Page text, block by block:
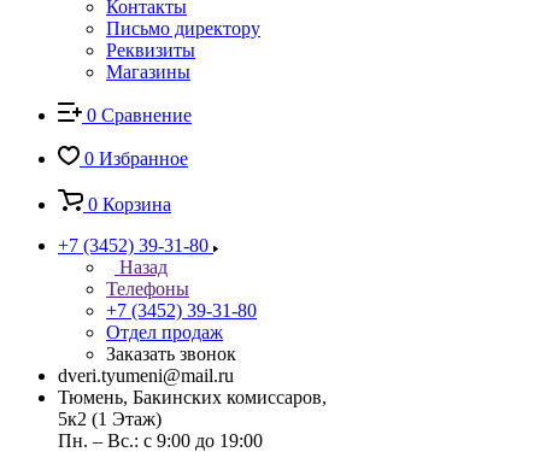
Контакты
Письмо директору
Реквизиты
Магазины
0 Сравнение
0 Избранное
0 Корзина
+7 (3452) 39-31-80
Назад
Телефоны
+7 (3452) 39-31-80
Отдел продаж
Заказать звонок
dveri.tyumeni@mail.ru
Тюмень, Бакинских комиссаров,
5к2 (1 Этаж)
Пн. – Вс.: с 9:00 до 19:00